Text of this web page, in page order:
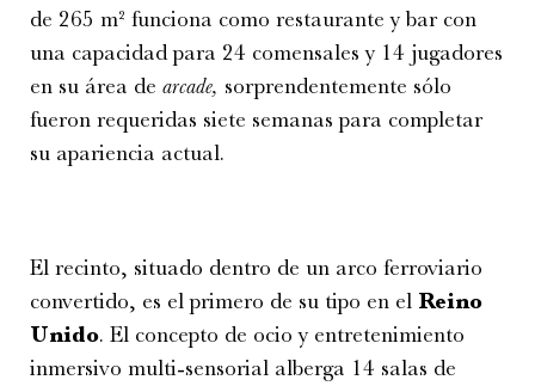
de 265 m² funciona como restaurante y bar con
una capacidad para 24 comensales y 14 jugadores
en su área de arcade, sorprendentemente sólo
fueron requeridas siete semanas para completar
su apariencia actual.
El recinto, situado dentro de un arco ferroviario
convertido, es el primero de su tipo en el Reino
Unido. El concepto de ocio y entretenimiento
inmersivo multi-sensorial alberga 14 salas de